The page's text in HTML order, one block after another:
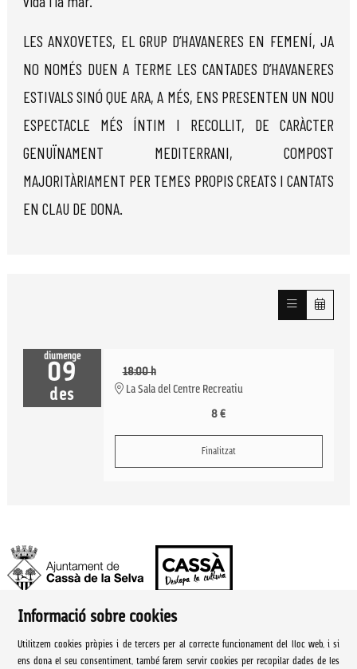
LES ANXOVETES, EL GRUP D’HAVANERES EN FEMENÍ, JA
NO NOMÉS DUEN A TERME LES CANTADES D’HAVANERES
ESTIVALS SINÓ QUE ARA, A MÉS, ENS PRESENTEN UN NOU
ESPECTACLE MÉS ÍNTIM I RECOLLIT, DE CARÀCTER
GENUÏNAMENT MEDITERRANI, COMPOST
MAJORITÀRIAMENT PER TEMES PROPIS CREATS I CANTATS
EN CLAU DE DONA.
diumenge
09
des
18:00 h
La Sala del Centre Recreatiu
8 €
Finalitzat
Ajuntament de Cassà de la Selva | Àrea de cultura
Rambla Onze de Setembre, 107
Informació sobre cookies
Utilitzem cookies pròpies i de tercers per al correcte funcionament del lloc web, i si
ens dona el seu consentiment, també farem servir cookies per recopilar dades de les